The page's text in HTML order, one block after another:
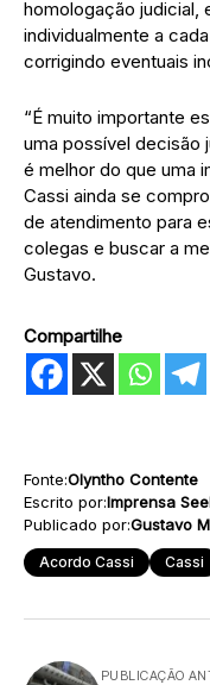
homologação judicial,
individualmente a
corrigindo eventuais
“É muito importante
uma possível decisão
é melhor do que uma
Cassi ainda se
de atendimento para
colegas e buscar a
Gustavo.
Compartilhe
Fonte:Olyntho Contente
Escrito por:Imprensa
Publicado por:Gustavo
Acordo Cassi Cassi
PUBLICAÇÃO